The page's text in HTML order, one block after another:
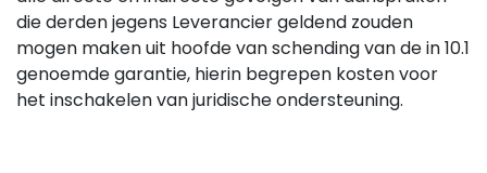
die derden jegens Leverancier geldend zouden
mogen maken uit hoofde van schending van de in 10.1
genoemde garantie, hierin begrepen kosten voor
het inschakelen van juridische ondersteuning.